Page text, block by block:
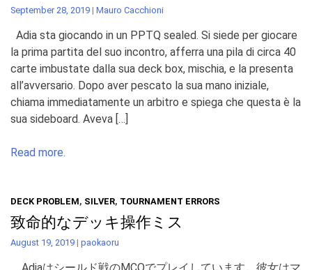
September 28, 2019 | Mauro Cacchioni
Adia sta giocando in un PPTQ sealed. Si siede per giocare
la prima partita del suo incontro, afferra una pila di circa 40
carte imbustate dalla sua deck box, mischia, e la presenta
all’avversario. Dopo aver pescato la sua mano iniziale,
chiama immediatamente un arbitro e spiega che questa è la
sua sideboard. Aveva […]
Read more.
DECK PROBLEM, SILVER, TOURNAMENT ERRORS
致命的なデッキ操作ミス
August 19, 2019 | paokaoru